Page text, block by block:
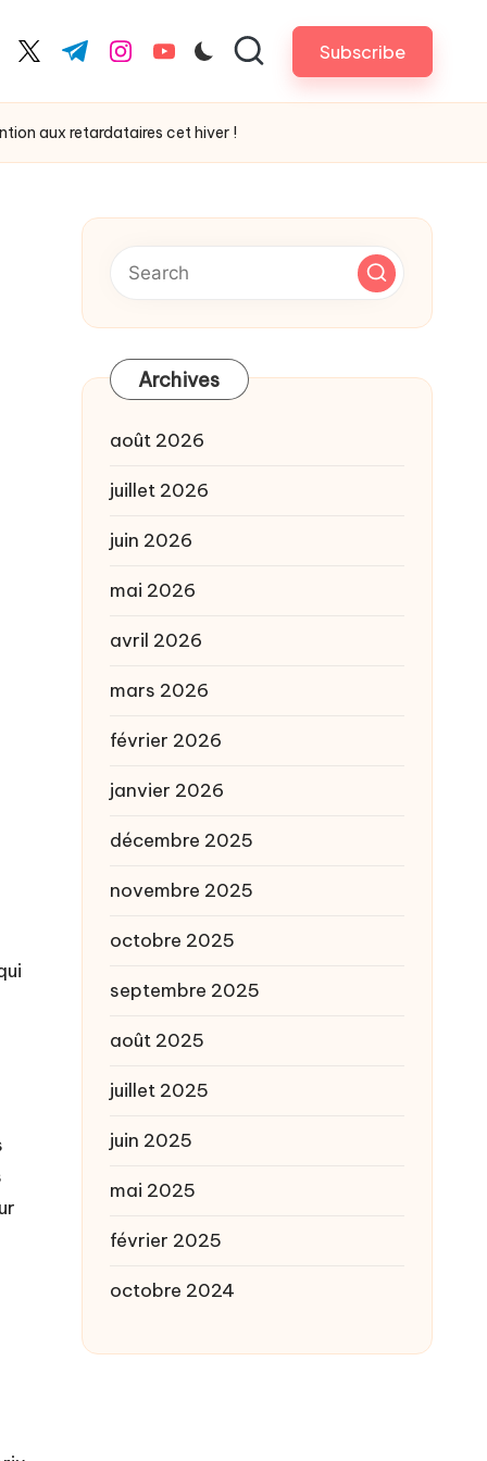
twitter.com
t.me instagram.com
youtube.com Subscribe
aux retardataires cet hiver !
Archives
août 2026
juillet 2026
juin 2026
mai 2026
avril 2026
mars 2026
février 2026
janvier 2026
décembre 2025
novembre 2025
octobre 2025
septembre 2025
août 2025
juillet 2025
juin 2025
mai 2025
février 2025
octobre 2024